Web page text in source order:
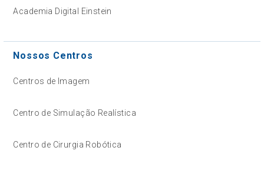
Academia Digital Einstein
Nossos Centros
Centros de Imagem
Centro de Simulação Realística
Centro de Cirurgia Robótica